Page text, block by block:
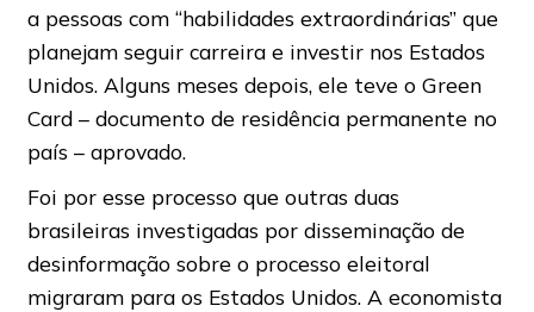
a pessoas com “habilidades extraordinárias” que
planejam seguir carreira e investir nos Estados
Unidos. Alguns meses depois, ele teve o Green
Card – documento de residência permanente no
país – aprovado.
Foi por esse processo que outras duas
brasileiras investigadas por disseminação de
desinformação sobre o processo eleitoral
migraram para os Estados Unidos. A economista